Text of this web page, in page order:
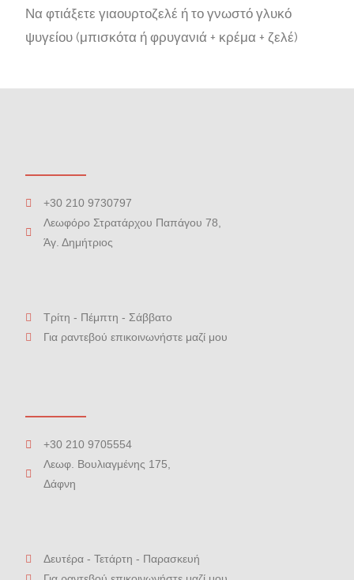
Να φτιάξετε γιαουρτοζελέ ή το γνωστό γλυκό
ψυγείου (μπισκότα ή φρυγανιά + κρέμα + ζελέ)
+30 210 9730797
Λεωφόρο Στρατάρχου Παπάγου 78,
Άγ. Δημήτριος
Τρίτη - Πέμπτη - Σάββατο
Για ραντεβού επικοινωνήστε μαζί μου
+30 210 9705554
Λεωφ. Βουλιαγμένης 175,
Δάφνη
Δευτέρα - Τετάρτη - Παρασκευή